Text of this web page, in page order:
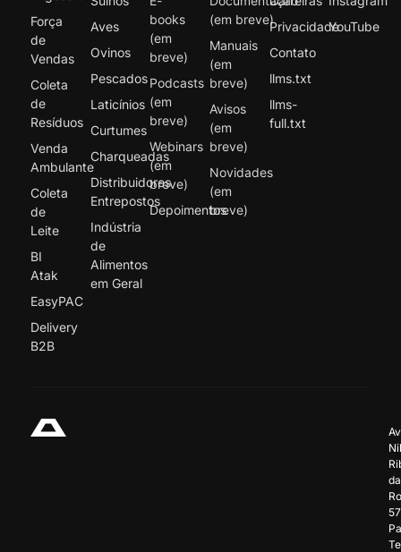
Força
de
Vendas
Coleta
de
Resíduos
Venda
Ambulante
Coleta
de
Leite
BI
Atak
EasyPAC
Delivery
B2B
Aves
Ovinos
Pescados
Laticínios
Curtumes
Charqueadas
Distribuidores
Entrepostos
Indústria
de
Alimentos
em Geral
books
(em
breve)
Podcasts
(em
breve)
Webinars
(em
breve)
Depoimentos
(em breve)
Manuais
(em
breve)
Avisos
(em
breve)
Novidades
(em
breve)
Privacidade
Contato
llms.txt
llms-
full.txt
YouTube
da